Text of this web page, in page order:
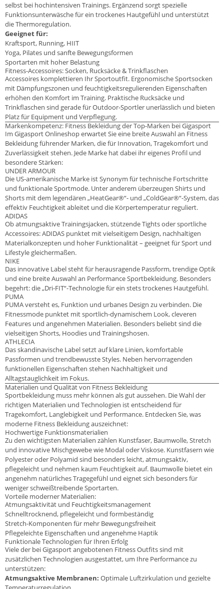
selbst bei hochintensiven Trainings. Ergänzend sorgt spezielle
Funktionsunterwäsche für ein trockenes Hautgefühl und unterstützt
die Thermoregulation.
Geeignet für:
Kraftsport, Running, HIIT
Yoga, Pilates und sanfte Bewegungsformen
Sportarten mit hoher Belastung
Fitness-Accessoires: Socken, Rucksäcke & Trinkflaschen
Accessoires komplettieren Ihr Sportoutfit. Ergonomische Sportsocken
mit Dämpfungszonen und feuchtigkeitsregulierenden Eigenschaften
erhöhen den Komfort im Training. Praktische Rucksäcke und
Trinkflaschen sind gerade für Outdoor-Sportler unerlässlich und bieten
Platz für Equipment und Verpflegung.
Markenkompetenz: Fitness Bekleidung der Top-Marken bei Gigasport
Im Gigasport Onlineshop erwartet Sie eine breite Auswahl an Fitness
Bekleidung führender Marken, die für Innovation, Tragekomfort und
Zuverlässigkeit stehen. Jede Marke hat dabei ihr eigenes Profil und
besondere Stärken:
UNDER ARMOUR
Die US-amerikanische Marke ist Synonym für technische Fortschritte
und funktionale Sportmode. Unter anderem überzeugen Shirts und
Shorts mit dem legendären „HeatGear®“- und „ColdGear®“-System, das
effektiv Feuchtigkeit ableitet und die Körpertemperatur reguliert.
ADIDAS
Ob atmungsaktive Trainingsjacken, stützende Tights oder sportliche
Accessoires: ADIDAS punktet mit vielseitigem Design, nachhaltigen
Materialkonzepten und hoher Funktionalität – geeignet für Sport und
Lifestyle gleichermaßen.
NIKE
Das innovative Label steht für herausragende Passform, trendige Optik
und eine breite Auswahl an Performance Sportbekleidung. Besonders
begehrt: die „Dri-FIT“-Technologie für ein stets trockenes Hautgefühl.
PUMA
PUMA versteht es, Funktion und urbanes Design zu verbinden. Die
Fitnessmode punktet mit sportlich-dynamischem Look, cleveren
Features und angenehmen Materialien. Besonders beliebt sind die
vielseitigen Shorts, Hoodies und Trainingshosen.
ATHLECIA
Das skandinavische Label setzt auf klare Linien, komfortable
Passformen und trendbewusste Styles. Neben hervorragenden
funktionellen Eigenschaften stehen Nachhaltigkeit und
Alltagstauglichkeit im Fokus.
Materialien und Qualität von Fitness Bekleidung
Sportbekleidung muss mehr können als gut aussehen. Die Wahl der
richtigen Materialien und Technologien ist entscheidend für
Tragekomfort, Langlebigkeit und Performance. Entdecken Sie, was
moderne Fitness Bekleidung auszeichnet:
Hochwertige Funktionsmaterialien
Zu den wichtigsten Materialien zählen Kunstfaser, Baumwolle, Stretch
und innovative Mischgewebe wie Modal oder Viskose. Kunstfasern wie
Polyester oder Polyamid sind besonders leicht, atmungsaktiv,
pflegeleicht und nehmen kaum Feuchtigkeit auf. Baumwolle bietet ein
angenehm natürliches Tragegefühl und eignet sich besonders für
weniger schweißtreibende Sportarten.
Vorteile moderner Materialien:
Atmungsaktivität und Feuchtigkeitsmanagement
Schnelltrocknend, pflegeleicht und formbeständig
Stretch-Komponenten für mehr Bewegungsfreiheit
Pflegeleichte Eigenschaften und angenehme Haptik
Funktionale Technologien für Ihren Erfolg
Viele der bei Gigasport angebotenen Fitness Outfits sind mit
zusätzlichen Technologien ausgestattet, um Ihre Performance zu
unterstützen:
Atmungsaktive Membranen: Optimale Luftzirkulation und gezielte